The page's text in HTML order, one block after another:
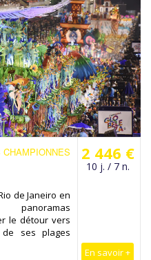
2 446 €
10 j. / 7 n.
En savoir +
de Janeiro en
le détour vers
ses plages